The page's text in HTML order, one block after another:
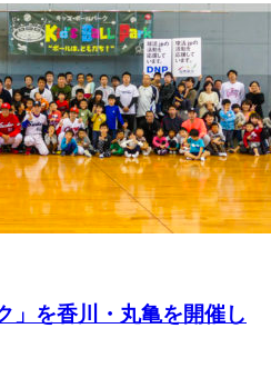
」を香川・丸亀を開催し